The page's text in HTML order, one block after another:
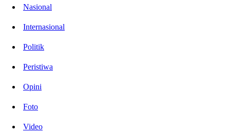
Nasional
Internasional
Politik
Peristiwa
Opini
Foto
Video